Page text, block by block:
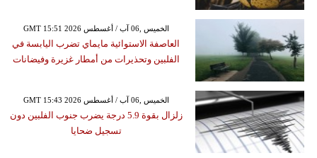
GMT 15:51 2026 الخميس ,06 آب / أغسطس
العاصفة الاستوائية مايماي تضرب اليابسة في
الفلبين وتحذيرات من أمطار غزيرة وفيضانات
GMT 15:43 2026 الخميس ,06 آب / أغسطس
زلزال بقوة 5.9 درجة يضرب جنوب الفلبين دون
تسجيل ضحايا